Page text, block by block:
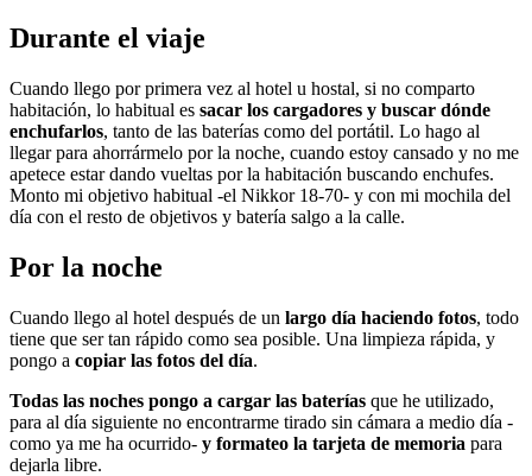
Durante el viaje
Cuando llego por primera vez al hotel u hostal, si no comparto
habitación, lo habitual es sacar los cargadores y buscar dónde
enchufarlos, tanto de las baterías como del portátil. Lo hago al
llegar para ahorrármelo por la noche, cuando estoy cansado y no me
apetece estar dando vueltas por la habitación buscando enchufes.
Monto mi objetivo habitual -el Nikkor 18-70- y con mi mochila del
día con el resto de objetivos y batería salgo a la calle.
Por la noche
Cuando llego al hotel después de un largo día haciendo fotos, todo
tiene que ser tan rápido como sea posible. Una limpieza rápida, y
pongo a copiar las fotos del día.
Todas las noches pongo a cargar las baterías que he utilizado,
para al día siguiente no encontrarme tirado sin cámara a medio día -
como ya me ha ocurrido- y formateo la tarjeta de memoria para
dejarla libre.